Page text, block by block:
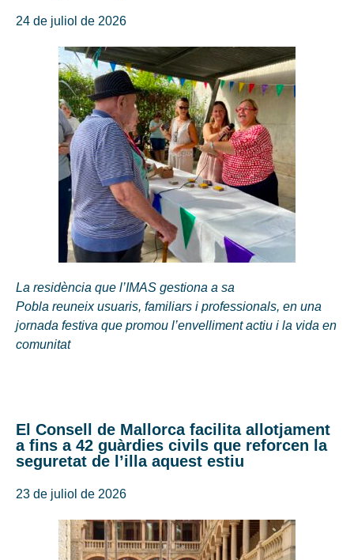
24 de juliol de 2026
La residència que l’IMAS gestiona a sa
Pobla reuneix usuaris, familiars i professionals, en una
jornada festiva que promou l’envelliment actiu i la vida en
comunitat
El Consell de Mallorca facilita allotjament
a fins a 42 guàrdies civils que reforcen la
seguretat de l’illa aquest estiu
23 de juliol de 2026